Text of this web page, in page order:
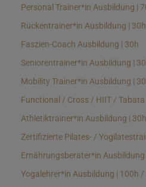
Personal Trainer*in Ausbildung |
Rückentrainer*in Ausbildung | 30h
Faszien-Coach Ausbildung | 30h
Seniorentrainer*in Ausbildung |
Mobility Trainer*in Ausbildung |
Functional / Cross / HIIT / Tabata
Athletiktrainer*in Ausbildung | 30h
Zertifizierte Pilates- /
Ernährungsberater*in Ausbildung
Yogalehrer*in Ausbildung | 100h /